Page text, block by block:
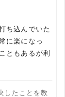
ち込んでいた
に楽になっ
ともあるが利
したことを教